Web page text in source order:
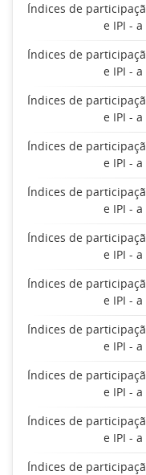
Índices de
e IPI -
Índices de
e IPI -
Índices de
e IPI -
Índices de
e IPI -
Índices de
e IPI -
Índices de
e IPI -
Índices de
e IPI -
Índices de
e IPI -
Índices de
e IPI -
Índices de
e IPI -
Índices de